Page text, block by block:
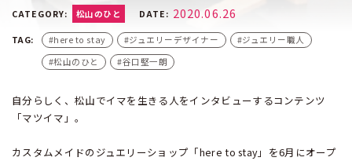
CATEGORY: 松山のひと DATE: 2020.06.26
here to stay ジュエリーデザイナー
ジュエリー職人
松山のひと
谷口堅一朗
自分らしく、松山でイマを生きる人をインタビューするコンテンツ
「マツイマ」。
カスタムメイドのジュエリーショップ「here to stay」を6月にオープ